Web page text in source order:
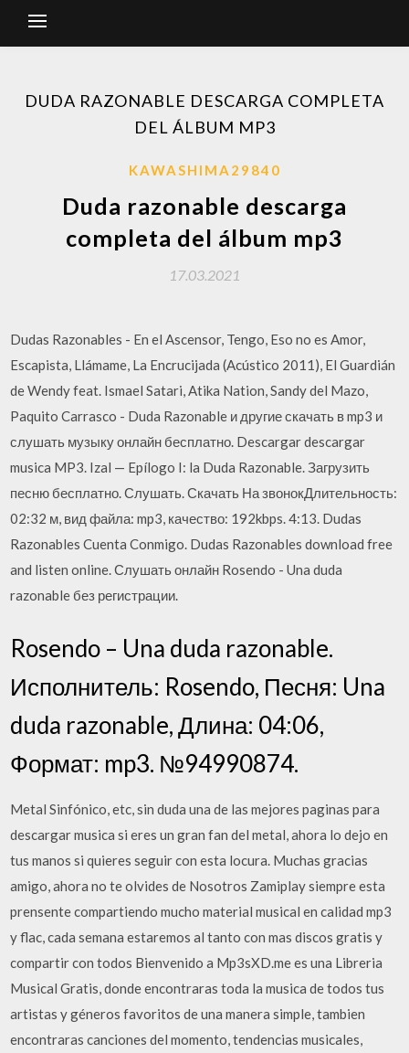
DUDA RAZONABLE DESCARGA COMPLETA
DEL ÁLBUM MP3
KAWASHIMA29840
Duda razonable descarga
completa del álbum mp3
17.03.2021
Dudas Razonables - En el Ascensor, Tengo, Eso no es Amor,
Escapista, Llámame, La Encrucijada (Acústico 2011), El Guardián
de Wendy feat. Ismael Satari, Atika Nation, Sandy del Mazo,
Paquito Carrasco - Duda Razonable и другие скачать в mp3 и
слушать музыку онлайн бесплатно. Descargar descargar
musica MP3. Izal — Epílogo I: la Duda Razonable. Загрузить
песню бесплатно. Слушать. Скачать На звонокДлительность:
02:32 м, вид файла: mp3, качество: 192kbps. 4:13. Dudas
Razonables Cuenta Conmigo. Dudas Razonables download free
and listen online. Слушать онлайн Rosendo - Una duda
razonable без регистрации.
Rosendo – Una duda razonable.
Исполнитель: Rosendo, Песня: Una
duda razonable, Длина: 04:06,
Формат: mp3. №94990874.
Metal Sinfónico, etc, sin duda una de las mejores paginas para
descargar musica si eres un gran fan del metal, ahora lo dejo en
tus manos si quieres seguir con esta locura. Muchas gracias
amigo, ahora no te olvides de Nosotros Zamiplay siempre esta
prensente compartiendo mucho material musical en calidad mp3
y flac, cada semana estaremos al tanto con mas discos gratis y
compartir con todos Bienvenido a Mp3sXD.me es una Libreria
Musical Gratis, donde encontraras toda la musica de todos tus
artistas y géneros favoritos de una manera simple, tambien
encontraras canciones del momento, tendencias musicales,